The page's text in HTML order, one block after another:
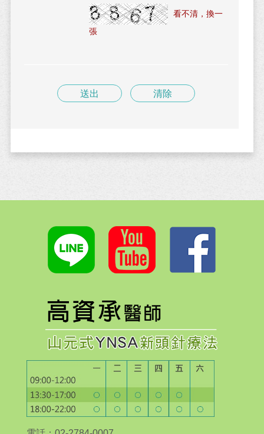
看不清，換一
張
送出 清除